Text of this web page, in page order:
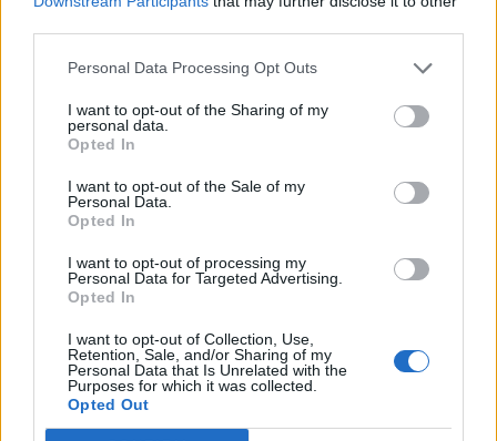
Personal Data Processing Opt Outs
I want to opt-out of the Sharing of my
personal data.
Opted In
I want to opt-out of the Sale of my
Personal Data.
Opted In
I want to opt-out of processing my
Personal Data for Targeted Advertising.
Opted In
I want to opt-out of Collection, Use,
Retention, Sale, and/or Sharing of my
Personal Data that Is Unrelated with the
Purposes for which it was collected.
Opted Out